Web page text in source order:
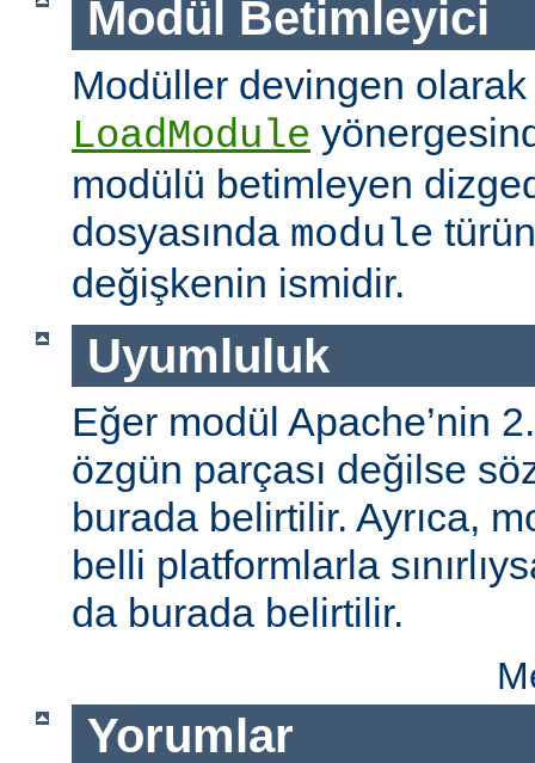
Modül Betimleyici
Modüller devingen
LoadModule
modülü betimleyen
dosyasında module
değişkenin ismidir.
Uyumluluk
Eğer modül Apache’nin 2.
özgün parçası değilse
burada belirtilir. Ayrıca,
belli platformlarla
da burada belirtilir.
Yorumlar